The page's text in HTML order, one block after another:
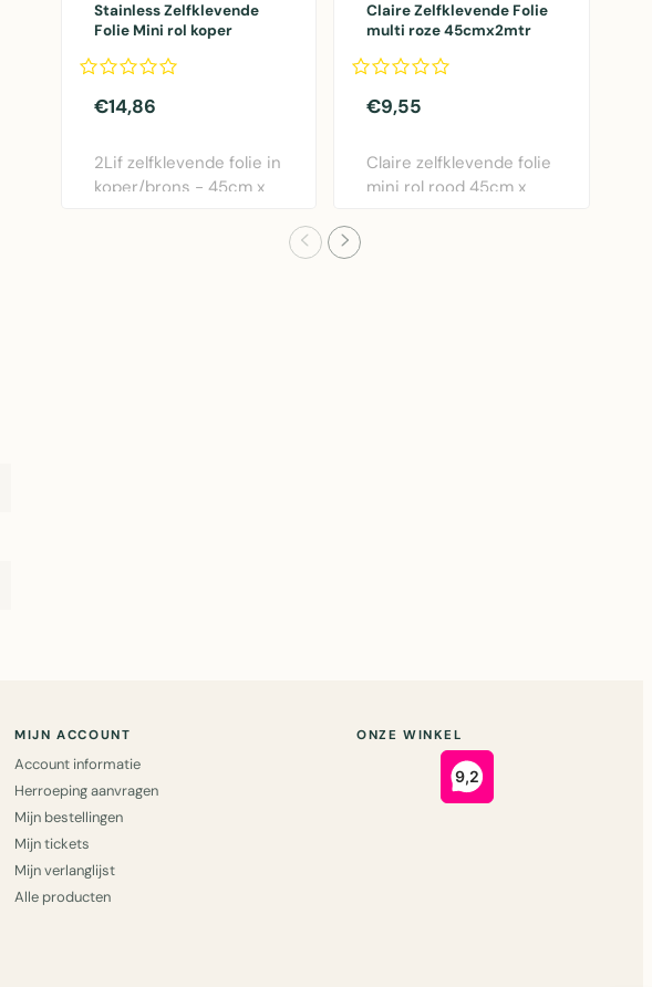
Stainless Zelfklevende
Folie Mini rol koper
€14,86
2Lif zelfklevende folie in
koper/brons - 45cm x
Claire Zelfklevende Folie
multi roze 45cmx2mtr
€9,55
Claire zelfklevende folie
mini rol rood 45cm x
MIJN ACCOUNT
Account informatie
Herroeping aanvragen
Mijn bestellingen
Mijn tickets
Mijn verlanglijst
Alle producten
ONZE WINKEL